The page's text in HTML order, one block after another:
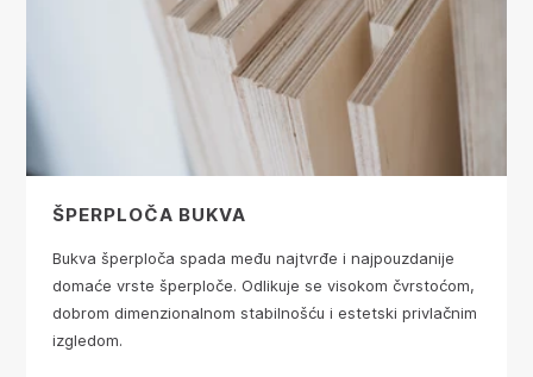
ŠPERPLOČA BUKVA
Bukva šperploča spada među najtvrđe i najpouzdanije
domaće vrste šperploče. Odlikuje se visokom čvrstoćom,
dobrom dimenzionalnom stabilnošću i estetski privlačnim
izgledom.